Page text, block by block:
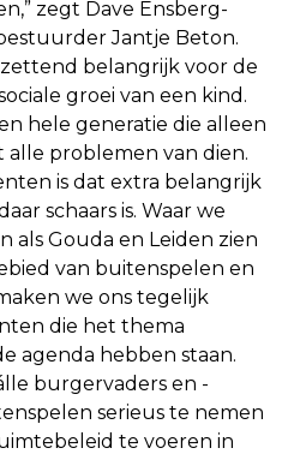
zegt Dave Ensberg-
Jantje Beton.
belangrijk voor de
groei van een kind.
hele generatie die alleen
alle problemen van dien.
is dat extra belangrijk
schaars is. Waar we
als Gouda en Leiden zien
van buitenspelen en
we ons tegelijk
die het thema
agenda hebben staan.
burgervaders en -
serieus te nemen
te voeren in